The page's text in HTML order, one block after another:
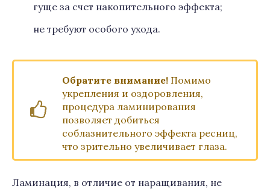
гуще за счет накопительного эффекта;
не требуют особого ухода.
Обратите внимание! Помимо
укрепления и оздоровления,
процедура ламинирования
позволяет добиться
соблазнительного эффекта ресниц,
что зрительно увеличивает глаза.
Ламинация, в отличие от наращивания, не